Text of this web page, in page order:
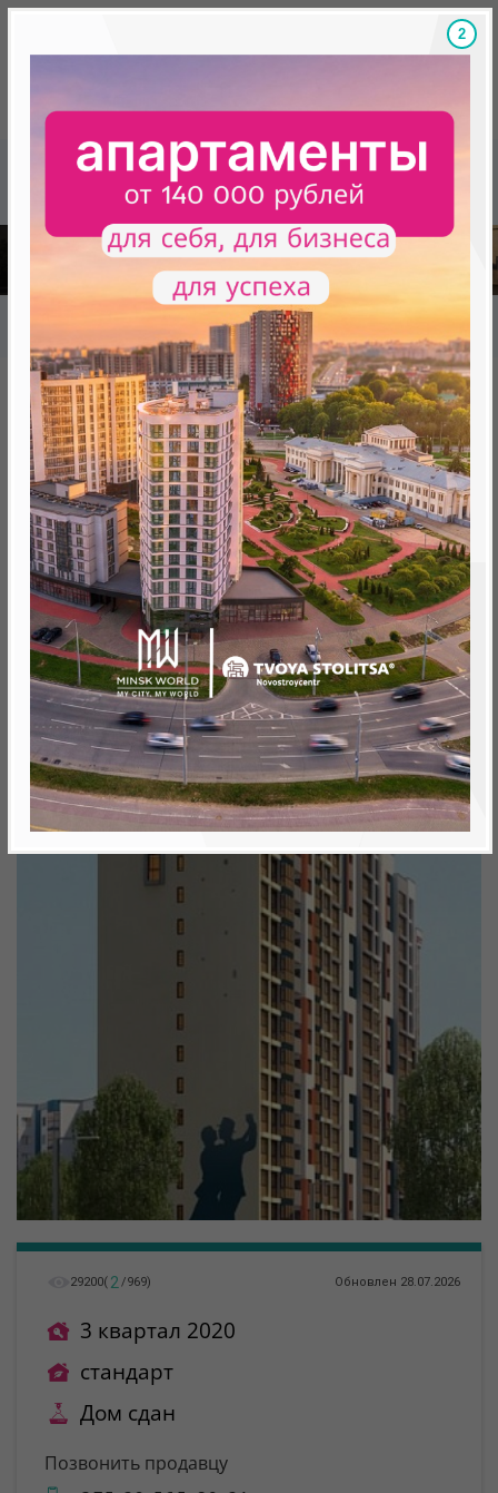
Скидки на новостройки, бонусы Готовые
База новостроек Минска «Минск Мир»
20.1 «Танго», квартал «Мировые танцы»
20.1 «Танго», квартал
«Мировые танцы»
нет в продаже
Минск, Октябрьский, ул. Брилевская
метро «Ковальская Слобода», 566 м
29200( 2 /969) Обновлен 28.07.2026
3 квартал 2020
стандарт
Дом сдан
Позвонить продавцу
1